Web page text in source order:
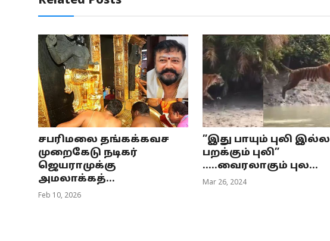
சபரிமலை தங்கக்கவச
முறைகேடு நடிகர்
ஜெயராமுக்கு
அமலாக்கத்...
Feb 10, 2026
”இது பாயும் புலி இல்ல
பறக்கும் புலி”
.....வைரலாகும் புல...
Mar 26, 2024